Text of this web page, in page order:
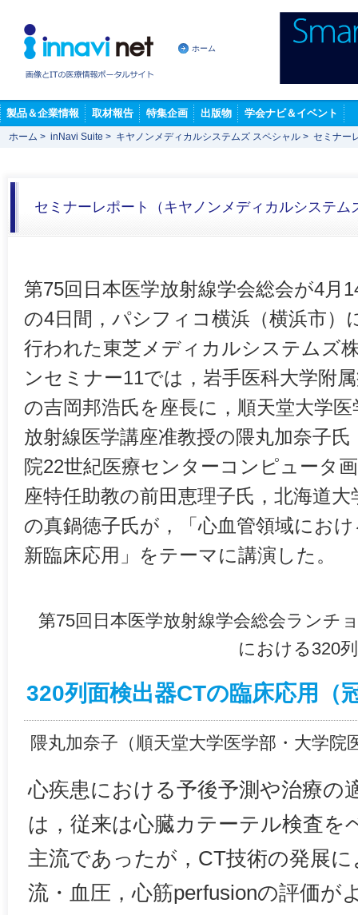
ホーム
製品＆企業情報 取材報告 特集企画 出版物 学会ナビ＆イベント
ホーム > inNavi Suite > キヤノンメディカルシステムズ スペシャル > セミナー
セミナーレポート（キヤノンメディカルシステム
第75回日本医学放射線学会総会が4月
の4日間，パシフィコ横浜（横浜市）
行われた東芝メディカルシステムズ
ンセミナー11では，岩手医科大学附
の吉岡邦浩氏を座長に，順天堂大学
放射線医学講座准教授の隈丸加奈子
院22世紀医療センターコンピュータ
座特任助教の前田恵理子氏，北海道
の真鍋徳子氏が，「心血管領域にお
新臨床応用」をテーマに講演した。
第75回日本医学放射線学会総会ラン
における320
320列面検出器CTの臨床応用（
隈丸加奈子（順天堂大学医学部・大学院
心疾患における予後予測や治療の
は，従来は心臓カテーテル検査を
主流であったが，CT技術の発展
流・血圧，心筋perfusionの評価が